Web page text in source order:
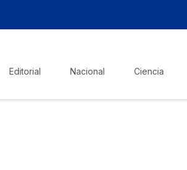
Editorial Nacional Ciencia